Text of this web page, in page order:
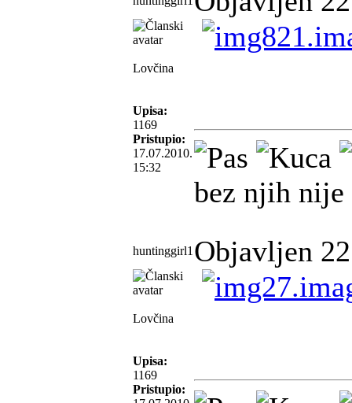
Lovčina
Upisa:
1169
Pristupio:
17.07.2010.
15:32
bez njih
huntinggirl1 Objavljen
Lovčina
Upisa:
1169
Pristupio: